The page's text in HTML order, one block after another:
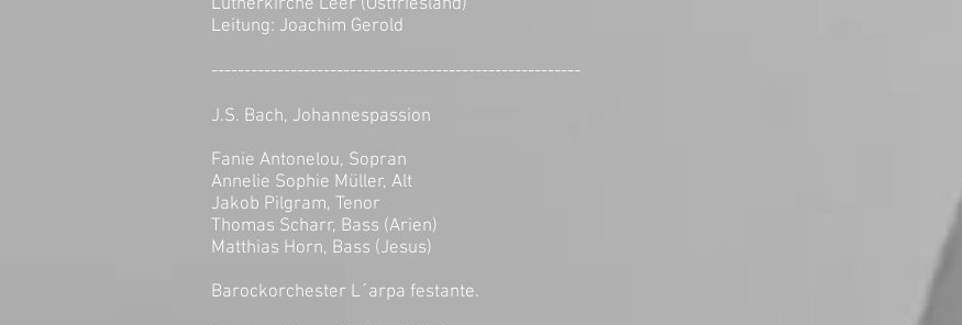
Lutherkirche Leer (Ostfriesland)
Leitung: Joachim Gerold
--------------------------------------------------------
J.S. Bach, Johannespassion
Fanie Antonelou, Sopran
Annelie Sophie Müller, Alt
Jakob Pilgram, Tenor
Thomas Scharr, Bass (Arien)
Matthias Horn, Bass (Jesus)
Barockorchester L´arpa festante.